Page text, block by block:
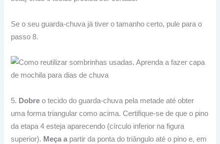
Se o seu guarda-chuva já tiver o tamanho certo, pule para o
passo 8.
5. Dobre o tecido do guarda-chuva pela metade até obter
uma forma triangular como acima.Certifique-se de que o pino
da etapa 4 esteja aparecendo (círculo inferior na figura
superior). Meça a partir da ponta do triângulo até o pino e, em